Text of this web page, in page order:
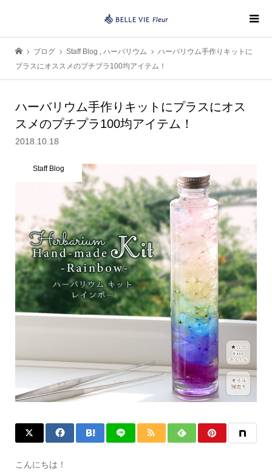
ブログ Staff Blog , ハーバリウム
ハーバリウム手作りキットに
プラスにオススメのプチプラ100均アイテム！
ハーバリウム手作りキットにプラスにオス
スメのプチプラ100均アイテム！
2018.10.18
Staff Blog
こんにちは！